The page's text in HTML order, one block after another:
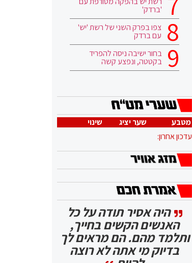
'ברדק'
צפו בפרק השני של רשת 'יש'
עם ברדק
בחור ישיבה ניסה להפריד
בקטטה, ונפצע קשה
מטבע שער יציג
שינוי
עדכון אחרון:
היה אסיר תודה על כל
האנשים הקשים בחייך,
ותלמד מהם. הם מראים לך
בדיוק מי אתה לא רוצה